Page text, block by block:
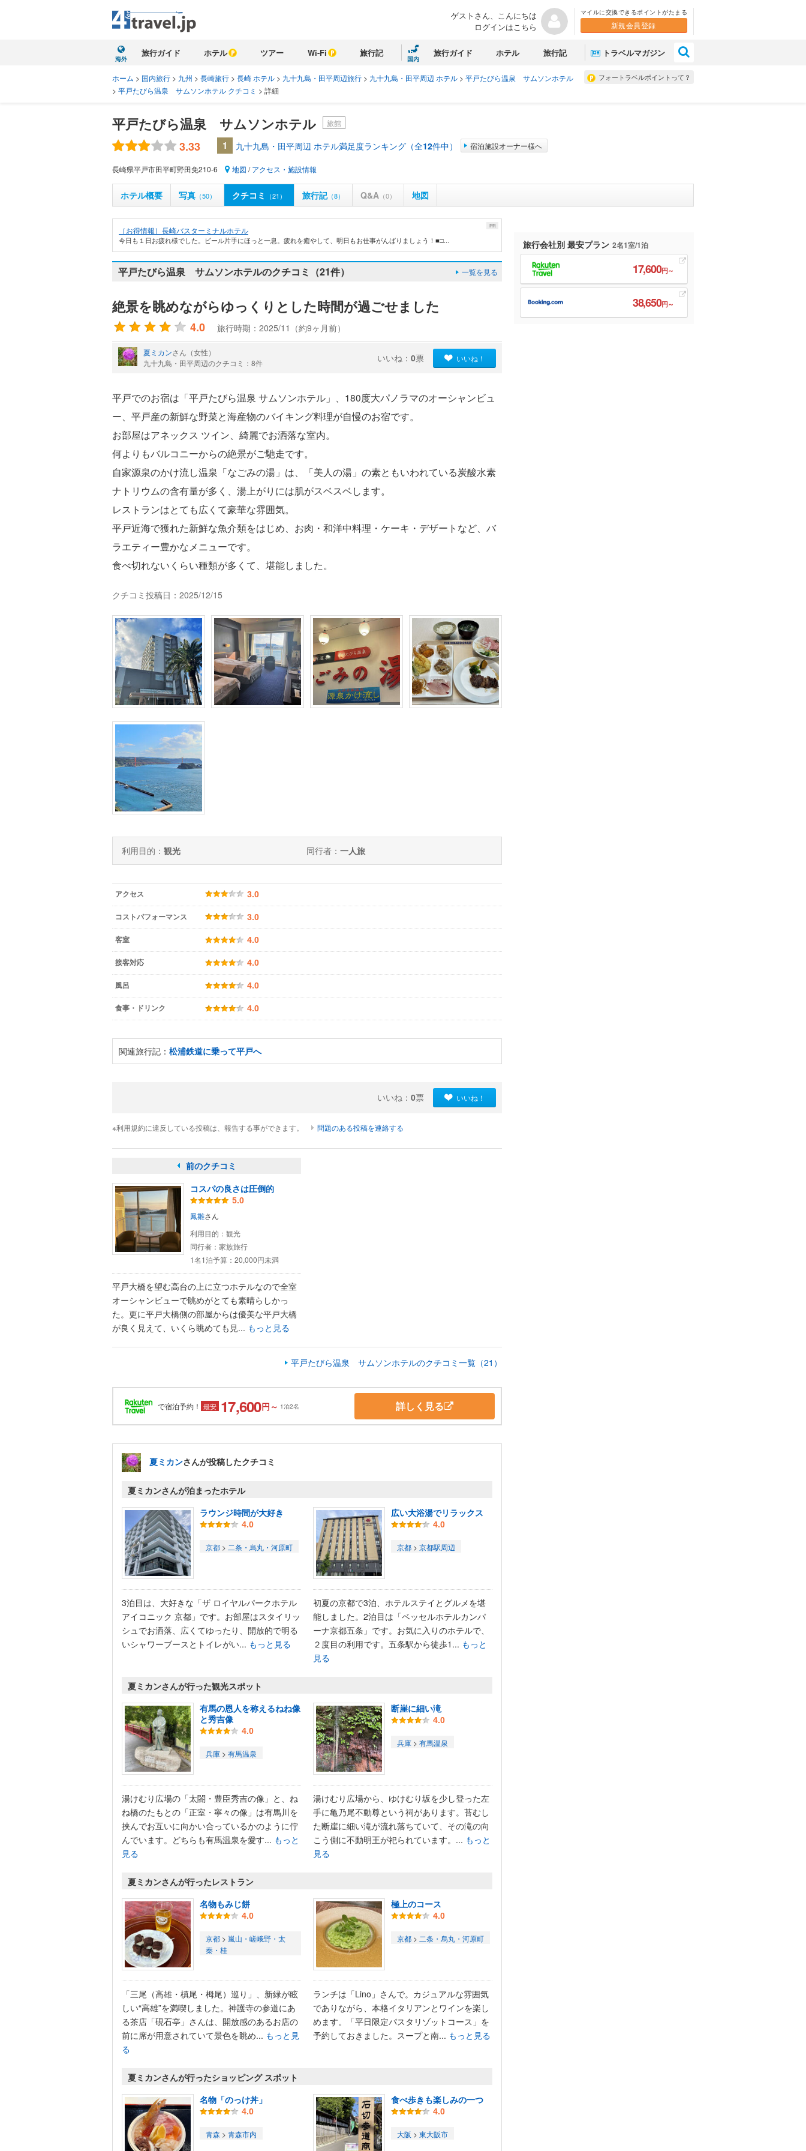
ゲストさん、こんにちは
ログインはこちら
マイルに交換できるポイントがたまる
新規会員登録
海外
旅行ガイド ホテル ツアー Wi-Fi 旅行記
国内
旅行ガイド ホテル 旅行記 トラベルマガジン
フォートラベルポイントって？
ホーム > 国内旅行 > 九州 > 長崎旅行 > 長崎 ホテル > 九十九島・田平周辺旅行 > 九十九島・田平周辺 ホテル > 平戸たびら温泉 サムソンホテル
> 平戸たびら温泉 サムソンホテル クチコミ > 詳細
平戸たびら温泉 サムソンホテル 旅館
3.33 1 九十九島・田平周辺 ホテル満足度ランキング（全12件中） 宿泊施設オーナー様へ
長崎県平戸市田平町野田免210-6 地図 /アクセス・施設情報
ホテル概要 写真 （50） クチコミ （21） 旅行記（8） Q&A （0） 地図
PR
［お得情報］長崎バスターミナルホテル
今日も１日お疲れ様でした。ビール片手にほっと一息。疲れを癒やして、明日もお仕事がんばりましょう！■□...
平戸たびら温泉 サムソンホテルのクチコミ（21件） 一覧を見る
絶景を眺めながらゆっくりとした時間が過ごせました
4.0 旅行時期：2025/11（約9ヶ月前）
夏ミカンさん（女性）
九十九島・田平周辺のクチコミ：8件
いいね： 0票 いいね！
平戸でのお宿は「平戸たびら温泉 サムソンホテル」、180度大パノラマのオーシャンビュ
ー、平戸産の新鮮な野菜と海産物のバイキング料理が自慢のお宿です。
お部屋はアネックス ツイン、綺麗でお洒落な室内。
何よりもバルコニーからの絶景がご馳走です。
自家源泉のかけ流し温泉「なごみの湯」は、「美人の湯」の素ともいわれている炭酸水素
ナトリウムの含有量が多く、湯上がりには肌がスベスベします。
レストランはとても広くて豪華な雰囲気。
平戸近海で獲れた新鮮な魚介類をはじめ、お肉・和洋中料理・ケーキ・デザートなど、バ
ラエティー豊かなメニューです。
食べ切れないくらい種類が多くて、堪能しました。
クチコミ投稿日：2025/12/15
利用目的： 観光 同行者： 一人旅
アクセス 3.0
コストパフォーマンス 3.0
客室 4.0
接客対応 4.0
風呂 4.0
食事・ドリンク 4.0
関連旅行記： 松浦鉄道に乗って平戸へ
いいね： 0票 いいね！
※利用規約に違反している投稿は、報告する事ができます。 問題のある投稿を連絡する
前のクチコミ
コスパの良さは圧倒的
5.0
鳳雛さん
利用目的： 観光
同行者： 家族旅行
1名1泊予算： 20,000円未満
平戸大橋を望む高台の上に立つホテルなので全室
オーシャンビューで眺めがとても素晴らしかっ
た。更に平戸大橋側の部屋からは優美な平戸大橋
が良く見えて、いくら眺めても見... もっと見る
平戸たびら温泉 サムソンホテルのクチコミ一覧（21）
で宿泊予約！ 最安 17,600円～ 1泊2名 詳しく見る
夏ミカンさんが投稿したクチコミ
夏ミカンさんが泊まったホテル
ラウンジ時間が大好き
4.0
京都 > 二条・烏丸・河原町
3泊目は、大好きな「ザ ロイヤルパークホテル
アイコニック 京都」です。お部屋はスタイリッ
シュでお洒落、広くてゆったり、開放的で明る
いシャワーブースとトイレがい... もっと見る
広い大浴湯でリラックス
4.0
京都 > 京都駅周辺
初夏の京都で3泊、ホテルステイとグルメを堪
能しました。2泊目は「ベッセルホテルカンパ
ーナ京都五条」です。お気に入りのホテルで、
２度目の利用です。五条駅から徒歩1... もっと
見る
夏ミカンさんが行った観光スポット
有馬の恩人を称えるねね像
と秀吉像
4.0
兵庫 > 有馬温泉
湯けむり広場の「太閤・豊臣秀吉の像」と、ね
ね橋のたもとの「正室・寧々の像」は有馬川を
挟んでお互いに向かい合っているかのように佇
んでいます。どちらも有馬温泉を愛す... もっと
見る
断崖に細い滝
4.0
兵庫 > 有馬温泉
湯けむり広場から、ゆけむり坂を少し登った左
手に亀乃尾不動尊という祠があります。苔むし
た断崖に細い滝が流れ落ちていて、その滝の向
こう側に不動明王が祀られています。... もっと
見る
夏ミカンさんが行ったレストラン
名物もみじ餅
4.0
京都 > 嵐山・嵯峨野・太
秦・桂
「三尾（高雄・槙尾・栂尾）巡り」、新緑が眩
しい“高雄”を満喫しました。神護寺の参道にあ
る茶店「硯石亭」さんは、開放感のあるお店の
前に席が用意されていて景色を眺め... もっと見
る
極上のコース
4.0
京都 > 二条・烏丸・河原町
ランチは「Lino」さんで。カジュアルな雰囲気
でありながら、本格イタリアンとワインを楽し
めます。「平日限定パスタリゾットコース」を
予約しておきました。スープと南... もっと見る
夏ミカンさんが行ったショッピング スポット
名物「のっけ丼」
4.0
青森 > 青森市内
食べ歩きも楽しみの一つ
4.0
大阪 > 東大阪市
旅行会社別 最安プラン 2名1室/1泊
17,600円～
38,650円～